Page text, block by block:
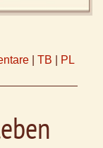
TB PL